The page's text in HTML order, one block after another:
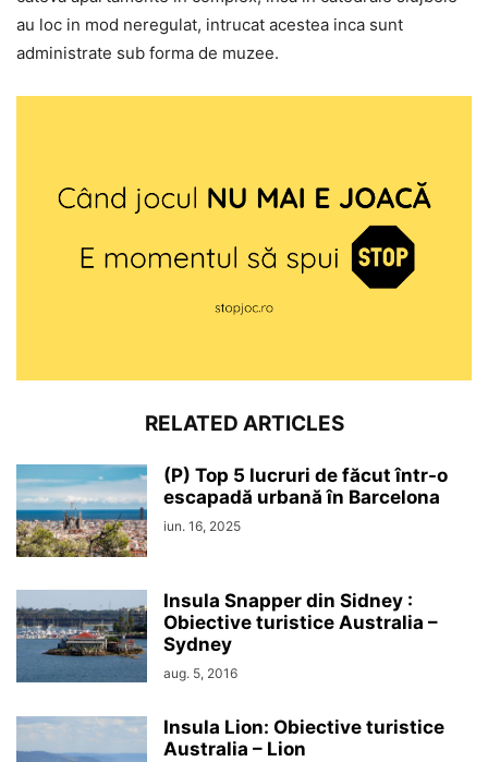
au loc in mod neregulat, intrucat acestea inca sunt
administrate sub forma de muzee.
RELATED ARTICLES
(P) Top 5 lucruri de făcut într-o
escapadă urbană în Barcelona
iun. 16, 2025
Insula Snapper din Sidney :
Obiective turistice Australia –
Sydney
aug. 5, 2016
Insula Lion: Obiective turistice
Australia – Lion